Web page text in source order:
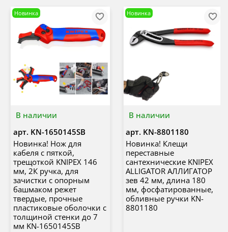
В наличии
Новинка
арт. KN-1650145SB
Новинка! Нож для
кабеля с пяткой,
трещоткой KNIPEX 146
мм, 2К ручка, для
зачистки c опорным
башмаком режет
твердые, прочные
пластиковые оболочки с
толщиной стенки до 7
мм KN-1650145SB
В наличии
Новинка
арт. KN-8801180
Новинка! Клещи
переставные
сантехнические KNIPEX
ALLIGATOR АЛЛИГАТОР
зев 42 мм, длина 180
мм, фосфатированные,
обливные ручки KN-
8801180